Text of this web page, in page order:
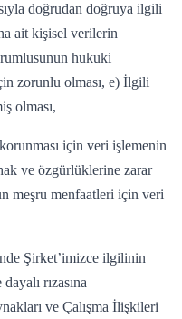
doğrudan doğruya ilgili
ait kişisel verilerin
hukuki
zorunlu olması, e) İlgili
olması,
için veri işlemenin
ve özgürlüklerine zarar
meşru menfaatleri için veri
Şirket’imizce ilgilinin
rızasına
ve Çalışma İlişkileri